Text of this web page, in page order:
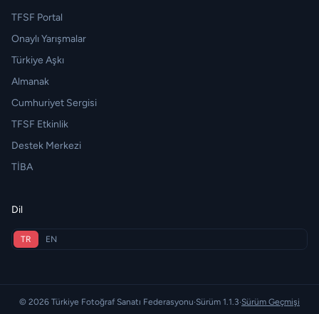
TFSF Portal
Onaylı Yarışmalar
Türkiye Aşkı
Almanak
Cumhuriyet Sergisi
TFSF Etkinlik
Destek Merkezi
TİBA
Dil
TR EN
© 2026 Türkiye Fotoğraf Sanatı Federasyonu·Sürüm 1.1.3·Sürüm Geçmişi